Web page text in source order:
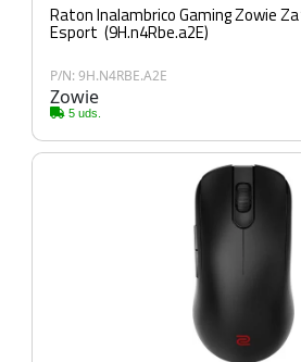
Raton Inalambrico Gaming Zowie
Esport (9H.n4Rbe.a2E)
P/N: 9H.N4RBE.A2E
Zowie
5 uds.